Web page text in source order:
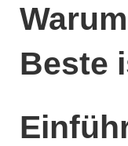
Beste